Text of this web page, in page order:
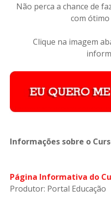
Não perca a chance de
com
Clique na imagem
Informações sobre o
Página Informativa do
Produtor: Portal Educação